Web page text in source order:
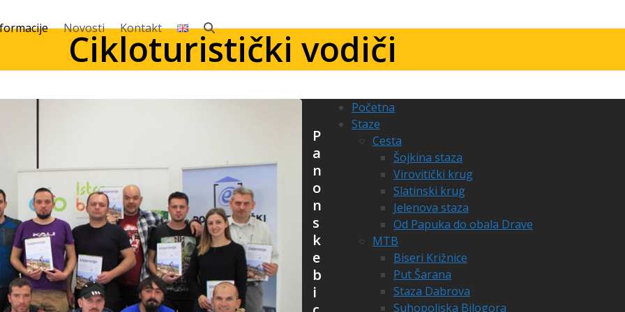
Novosti Kontakt
Cikloturistički vodiči
Početna
Staze
Cesta
Šojkina staza
Virovitički krug
Slatinski krug
Jelenova staza
Od Papuka do obala Drave
MTB
Biseri Križnice
Put Šarana
Staza Dabrova
Suhopoljska Bilogora
P
a
n
o
n
s
k
e
b
i